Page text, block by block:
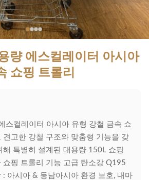
량 에스컬레이터 아시아
쇼핑 트롤리
스컬레이터 아시아 유형 강철 금속 쇼
견고한 강철 구조와 맞춤형 기능을 갖
해 특별히 설계된 대용량 150L 쇼핑
쇼핑 트롤리 기능 고급 탄소강 Q195
: 아시아 & 동남아시아 환경 보호, 내마